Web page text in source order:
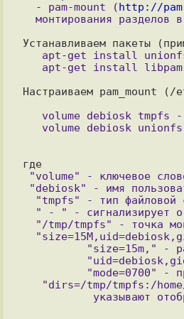
  - pam-mount (
http://
Настраиваем pam_mount
где